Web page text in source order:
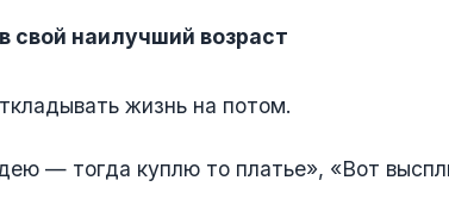
свой наилучший возраст
жизнь на потом.
— тогда куплю то платье», «Вот